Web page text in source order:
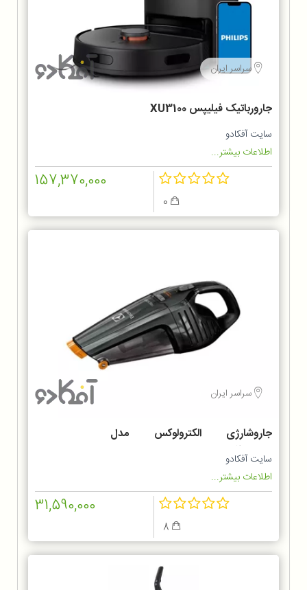
سراسر ایران
جارورباتیک فیلیپس XU3100
سایت آفکادو
اطلاعات بیشتر...
157,370,000
سراسر ایران
جاروشارژی الکترولوکس مدل
ZB6214IGM
سایت آفکادو
اطلاعات بیشتر...
31,590,000